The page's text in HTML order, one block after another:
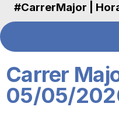
d
o
#CarrerMajor |
Carrer
05/05/